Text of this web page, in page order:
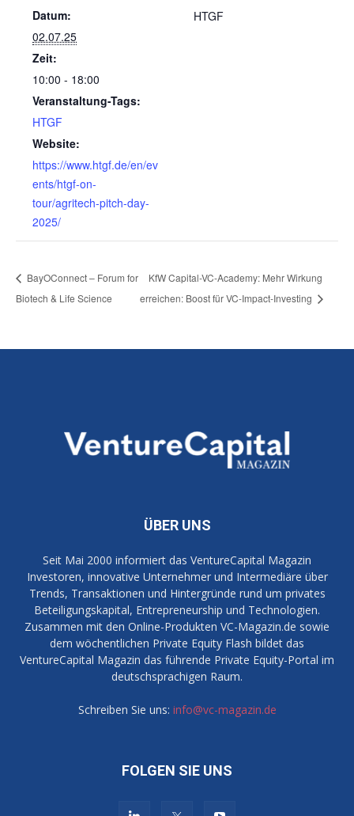
Datum:
02.07.25
Zeit:
10:00 - 18:00
Veranstaltung-Tags:
HTGF
Website:
https://www.htgf.de/en/ev
ents/htgf-on-
tour/agritech-pitch-day-
2025/
HTGF
BayOConnect – Forum for
Biotech & Life Science
KfW Capital-VC-Academy: Mehr Wirkung
erreichen: Boost für VC-Impact-Investing
ÜBER UNS
Seit Mai 2000 informiert das VentureCapital Magazin
Investoren, innovative Unternehmer und Intermediäre über
Trends, Transaktionen und Hintergründe rund um privates
Beteiligungskapital, Entrepreneurship und Technologien.
Zusammen mit den Online-Produkten VC-Magazin.de sowie
dem wöchentlichen Private Equity Flash bildet das
VentureCapital Magazin das führende Private Equity-Portal im
deutschsprachigen Raum.
Schreiben Sie uns: info@vc-magazin.de
FOLGEN SIE UNS